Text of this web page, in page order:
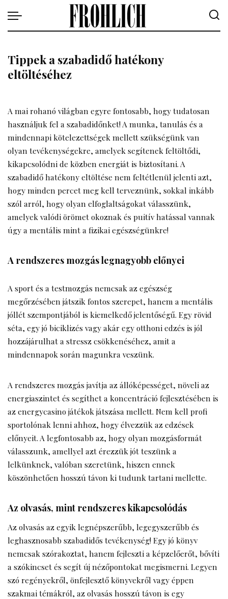
Tippek a szabadidő hatékony
eltöltéséhez
A mai rohanó világban egyre fontosabb, hogy tudatosan
használjuk fel a szabadidőnket! A munka, tanulás és a
mindennapi kötelezettségek mellett szükségünk van
olyan tevékenységekre, amelyek segítenek feltöltődi,
kikapcsolódni de közben energiát is biztosítani. A
szabadidő hatékony eltöltése nem feltétlenül jelenti azt,
hogy minden percet meg kell terveznünk, sokkal inkább
szól arról, hogy olyan elfoglaltságokat válasszünk,
amelyek valódi örömet okoznak és puitív hatással vannak
úgy a mentális mint a fizikai egészségünkre!
A rendszeres mozgás legnagyobb előnyei
A sport és a testmozgás nemcsak az egészség
megőrzésében játszik fontos szerepet, hanem a mentális
jóllét szempontjából is kiemelkedő jelentőségű. Egy rövid
séta, egy jó biciklizés vagy akár egy otthoni edzés is jól
hozzájárulhat a stressz csökkenéséhez, amit a
mindennapok során magunkra veszünk.
A rendszeres mozgás javítja az állóképességet, növeli az
energiaszintet és segíthet a koncentráció fejlesztésében is
az energycasino játékok játszása mellett. Nem kell profi
sportolónak lenni ahhoz, hogy élvezzük az edzések
előnyeit. A legfontosabb az, hogy olyan mozgásformát
válasszunk, amellyel azt érezzük jót teszünk a
lelkünknek, valóban szeretünk, hiszen ennek
köszönhetően hosszú távon ki tudunk tartani mellette.
Az olvasás, mint rendszeres kikapcsolódás
Az olvasás az egyik legnépszerűbb, legegyszerűbb és
leghasznosabb szabadidős tevékenység! Egy jó könyv
nemcsak szórakoztat, hanem fejleszti a képzelőerőt, bővíti
a szókincset és segít új nézőpontokat megismerni. Legyen
szó regényekről, önfejlesztő könyvekről vagy éppen
szakmai témákról, az olvasás hosszú távon is egy